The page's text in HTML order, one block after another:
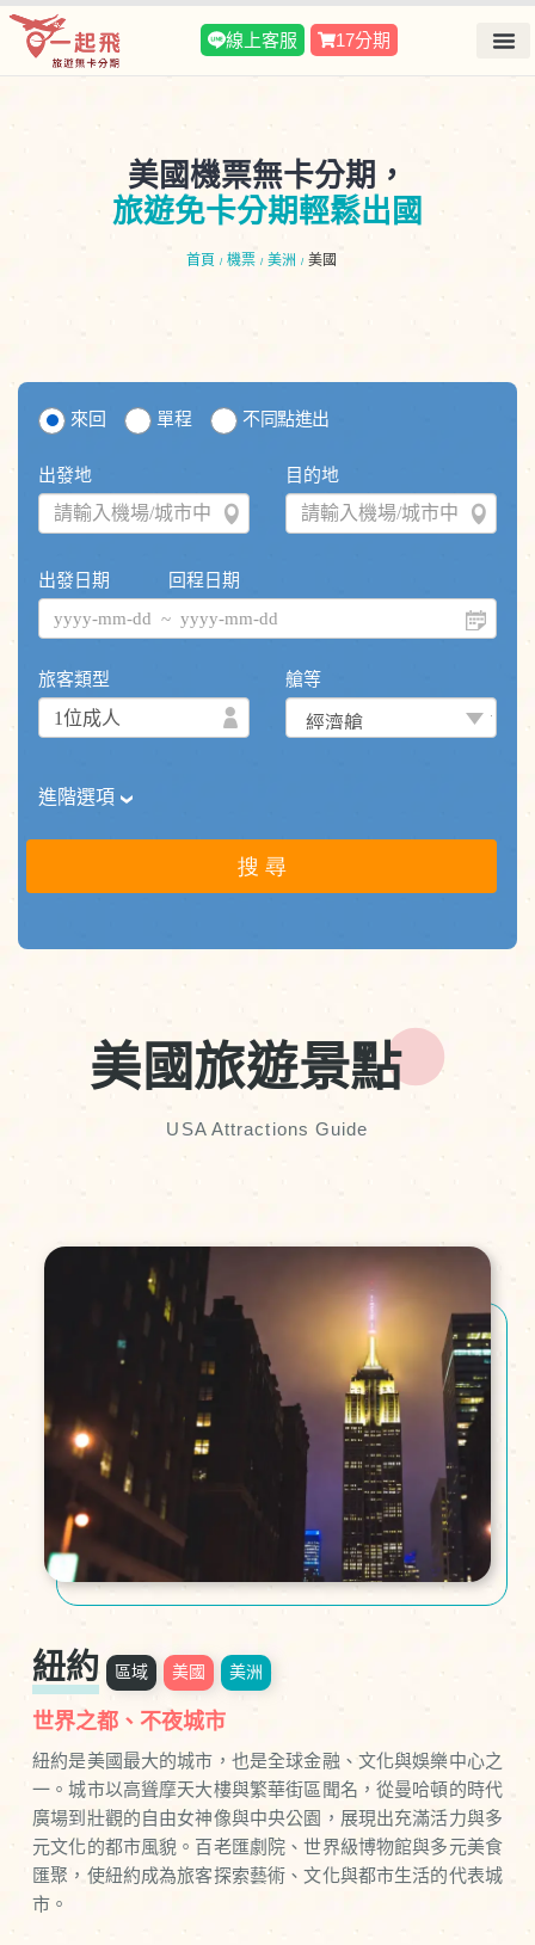
線上客服 17分期
美國機票無卡分期，
旅遊免卡分期輕鬆出國
首頁 / 機票 / 美洲 / 美國
美國旅遊景點
USA Attractions Guide
紐約 區域 美國 美洲
世界之都、不夜城市
紐約是美國最大的城市，也是全球金融、文化與娛樂中心之
一。城市以高聳摩天大樓與繁華街區聞名，從曼哈頓的時代
廣場到壯觀的自由女神像與中央公園，展現出充滿活力與多
元文化的都市風貌。百老匯劇院、世界級博物館與多元美食
匯聚，使紐約成為旅客探索藝術、文化與都市生活的代表城
市。